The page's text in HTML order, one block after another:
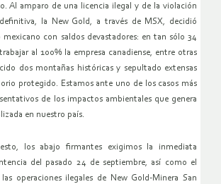
Al amparo de una licencia ilegal y de la violación
la New Gold, a través de MSX, decidió
con saldos devastadores: en tan sólo 34
al 100% la empresa canadiense, entre otras
dos montañas históricas y sepultado extensas
protegido. Estamos ante uno de los casos más
de los impactos ambientales que genera
en nuestro país.
los abajo firmantes exigimos la inmediata
del pasado 24 de septiembre, así como el
operaciones ilegales de New Gold-Minera San